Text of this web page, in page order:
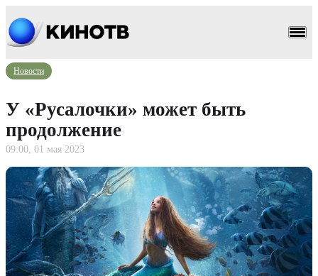
Новости
У «Русалочки» может быть
продолжение
09:00, 01 мая 2023